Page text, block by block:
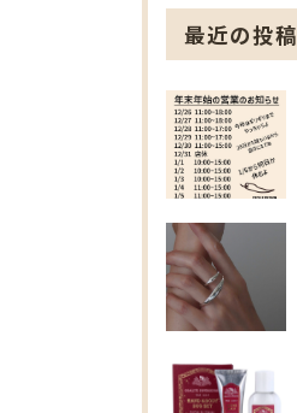
最近の投稿